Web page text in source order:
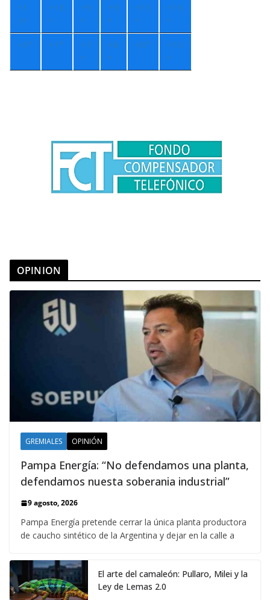
+1
7°
+16
°
+9
°
+9
°
+13
°
+16
°
+3° +1° +7
°
+8
°
+8° +10
°
OPINION
GREMIALES OPINIÓN
Pampa Energía: “No defendamos una planta,
defendamos nuesta soberania industrial”
9 agosto, 2026
Pampa Energía pretende cerrar la única planta productora
de caucho sintético de la Argentina y dejar en la calle a
El arte del camaleón: Pullaro, Milei y la
Ley de Lemas 2.0